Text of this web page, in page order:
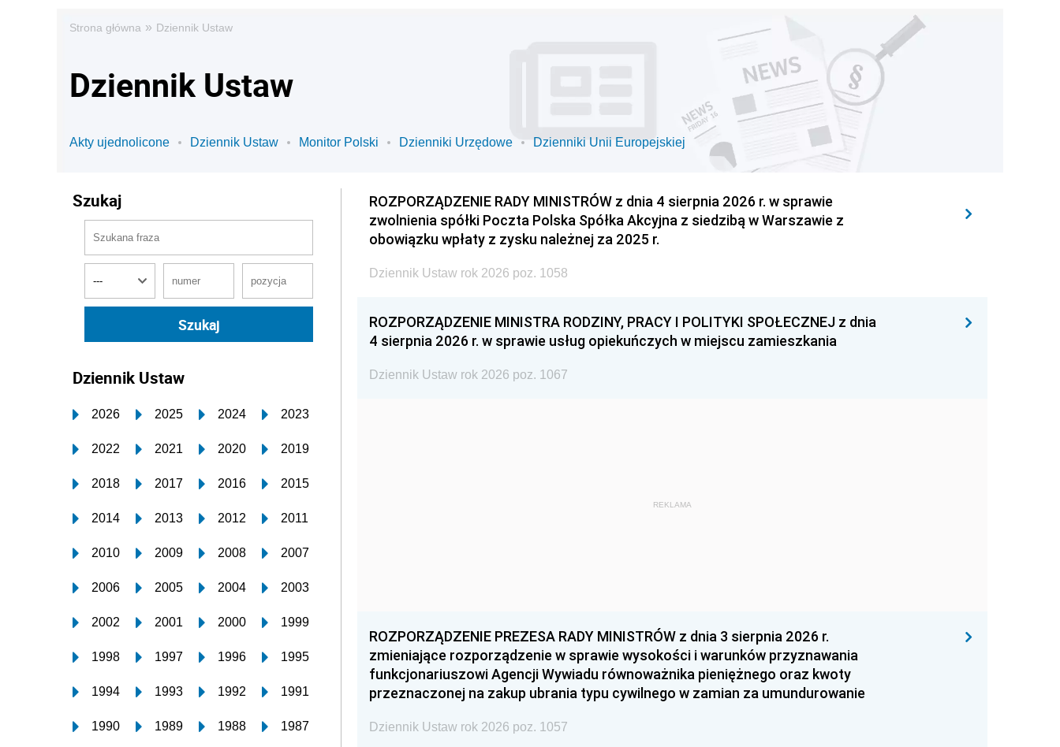
Strona główna » Dziennik Ustaw
Dziennik Ustaw
Akty ujednolicone Dziennik Ustaw Monitor Polski Dzienniki Urzędowe Dzienniki Unii Europejskiej
Szukaj
Dziennik Ustaw
2026 2025 2024 2023
2022 2021 2020 2019
2018 2017 2016 2015
2014 2013 2012 2011
2010 2009 2008 2007
2006 2005 2004 2003
2002 2001 2000 1999
1998 1997 1996 1995
1994 1993 1992 1991
1990 1989 1988 1987
ROZPORZĄDZENIE RADY MINISTRÓW z dnia 4 sierpnia 2026 r. w sprawie
zwolnienia spółki Poczta Polska Spółka Akcyjna z siedzibą w Warszawie z
obowiązku wpłaty z zysku należnej za 2025 r.
Dziennik Ustaw rok 2026 poz. 1058
ROZPORZĄDZENIE MINISTRA RODZINY, PRACY I POLITYKI SPOŁECZNEJ z dnia
4 sierpnia 2026 r. w sprawie usług opiekuńczych w miejscu zamieszkania
Dziennik Ustaw rok 2026 poz. 1067
REKLAMA
ROZPORZĄDZENIE PREZESA RADY MINISTRÓW z dnia 3 sierpnia 2026 r.
zmieniające rozporządzenie w sprawie wysokości i warunków przyznawania
funkcjonariuszowi Agencji Wywiadu równoważnika pieniężnego oraz kwoty
przeznaczonej na zakup ubrania typu cywilnego w zamian za umundurowanie
Dziennik Ustaw rok 2026 poz. 1057